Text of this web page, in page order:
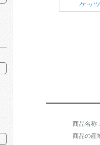
商品名称
商品の産